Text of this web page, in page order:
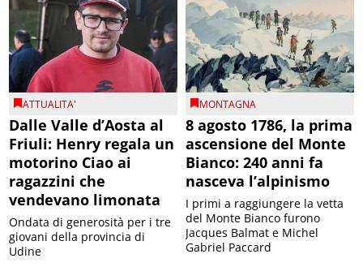
ATTUALITA'
Dalle Valle d’Aosta al
Friuli: Henry regala un
motorino Ciao ai
ragazzini che
vendevano limonata
Ondata di generosità per i tre
giovani della provincia di
Udine
MONTAGNA
8 agosto 1786, la prima
ascensione del Monte
Bianco: 240 anni fa
nasceva l’alpinismo
I primi a raggiungere la vetta
del Monte Bianco furono
Jacques Balmat e Michel
Gabriel Paccard